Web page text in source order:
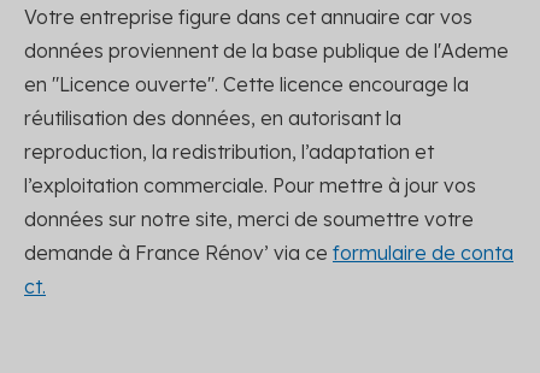
Votre entreprise figure dans cet annuaire car vos
données proviennent de la base publique de l'Ademe
en "Licence ouverte". Cette licence encourage la
réutilisation des données, en autorisant la
reproduction, la redistribution, l’adaptation et
l’exploitation commerciale. Pour mettre à jour vos
données sur notre site, merci de soumettre votre
demande à France Rénov’ via ce formulaire de conta
ct.